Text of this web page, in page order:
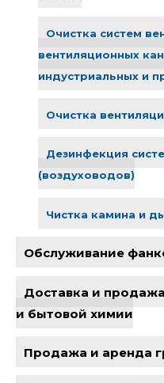
Очистка систем
вентиляционных
индустриальных и
Очистка
Дезинфекция
(воздуховодов)
Чистка камина и
Обслуживание
Доставка и
и бытовой химии
Продажа и аренда